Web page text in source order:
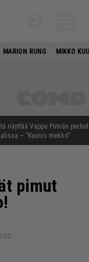
MARION RUNG MIKKO
näyttää Vappu Pimiän
– ”Kaunis mekko”
pimut